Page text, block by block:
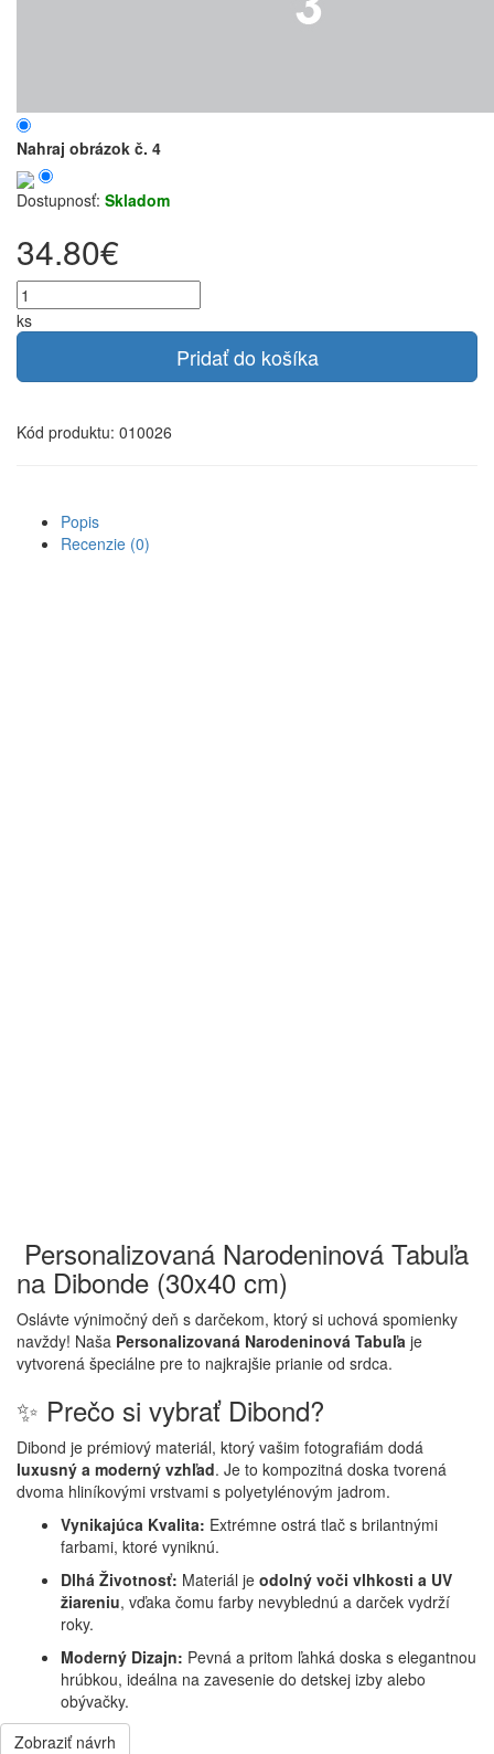
Nahraj obrázok č. 4
Dostupnosť: Skladom
34.80€
ks
Pridať do košíka
Kód produktu: 010026
Popis
Recenzie (0)
Personalizovaná Narodeninová Tabuľa
na Dibonde (30x40 cm)
Oslávte výnimočný deň s darčekom, ktorý si uchová spomienky
navždy! Naša Personalizovaná Narodeninová Tabuľa je
vytvorená špeciálne pre to najkrajšie prianie od srdca.
✨ Prečo si vybrať Dibond?
Dibond je prémiový materiál, ktorý vašim fotografiám dodá
luxusný a moderný vzhľad. Je to kompozitná doska tvorená
dvoma hliníkovými vrstvami s polyetylénovým jadrom.
Vynikajúca Kvalita: Extrémne ostrá tlač s brilantnými
farbami, ktoré vyniknú.
Dlhá Životnosť: Materiál je odolný voči vlhkosti a UV
žiareniu, vďaka čomu farby nevyblednú a darček vydrží
roky.
Moderný Dizajn: Pevná a pritom ľahká doska s elegantnou
hrúbkou, ideálna na zavesenie do detskej izby alebo
obývačky.
Zobraziť návrh